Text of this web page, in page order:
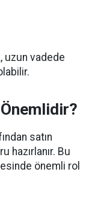
uzun vadede
satın
hazırlanır. Bu
önemli rol